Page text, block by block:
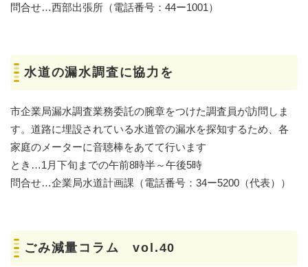
問合せ…西部出張所（電話番号：44ー1001）
水道の漏水調査に協力を
市企業局漏水調査業務委託の腕章をつけた調査員が訪問しま
す。道路に埋設されている水道管の漏水を探知するため、各
家庭のメーターに音聴棒をあてて行います
とき…1月下旬までの午前8時半～午後5時
問合せ…企業局水道計画課（電話番号：34ー5200（代表））
ごみ減量コラム vol.40